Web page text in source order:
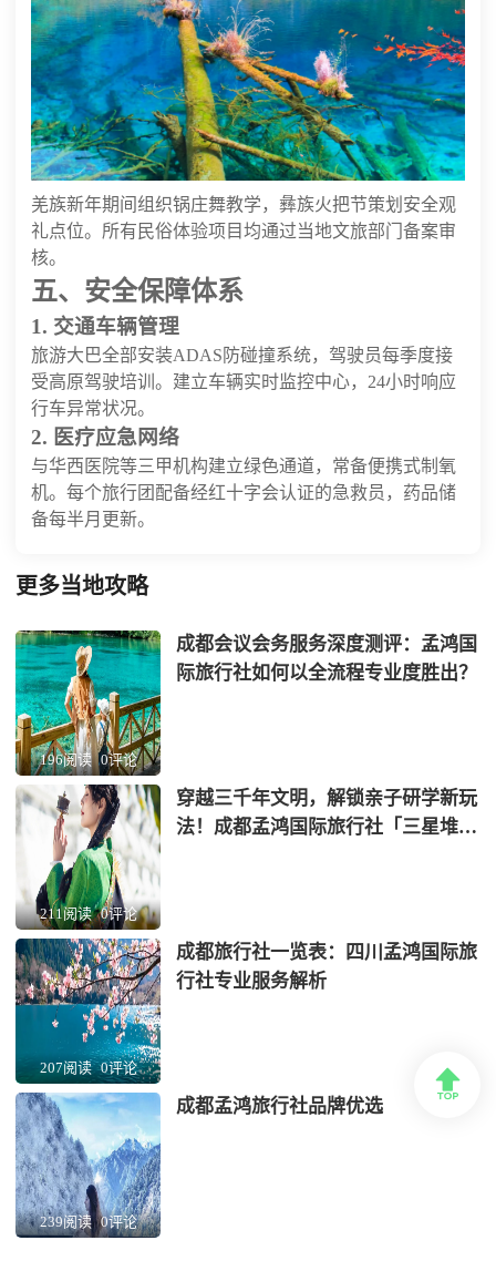
羌族新年期间组织锅庄舞教学，彝族火把节策划安全观
礼点位。所有民俗体验项目均通过当地文旅部门备案审
核。
五、安全保障体系
1. 交通车辆管理
旅游大巴全部安装ADAS防碰撞系统，驾驶员每季度接
受高原驾驶培训。建立车辆实时监控中心，24小时响应
行车异常状况。
2. 医疗应急网络
与华西医院等三甲机构建立绿色通道，常备便携式制氧
机。每个旅行团配备经红十字会认证的急救员，药品储
备每半月更新。
更多当地攻略
196阅读 0评论
成都会议会务服务深度测评：孟鸿国
际旅行社如何以全流程专业度胜出？
211阅读 0评论
穿越三千年文明，解锁亲子研学新玩
法！成都孟鸿国际旅行社「三星堆
207阅读 0评论
成都旅行社一览表：四川孟鸿国际旅
行社专业服务解析
239阅读 0评论
成都孟鸿旅行社品牌优选
